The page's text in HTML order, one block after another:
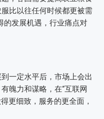
比以往任何时候都更被需
的发展机遇，行业痛点对
一定水平后，市场上会出
魄力和谋略，在“互联网
更细致，服务的更全面，